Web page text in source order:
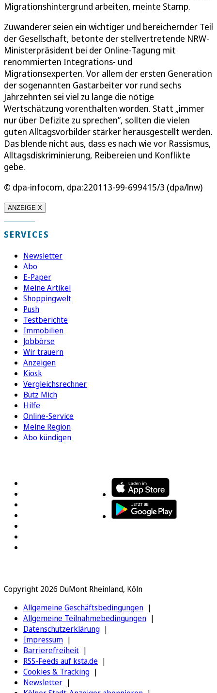
Migrationshintergrund arbeiten, meinte Stamp.
Zuwanderer seien ein wichtiger und bereichernder Teil
der Gesellschaft, betonte der stellvertretende NRW-
Ministerpräsident bei der Online-Tagung mit
renommierten Integrations- und
Migrationsexperten. Vor allem der ersten Generation
der sogenannten Gastarbeiter vor rund sechs
Jahrzehnten sei viel zu lange die nötige
Wertschätzung vorenthalten worden. Statt „immer
nur über Defizite zu sprechen”, sollten die vielen
guten Alltagsvorbilder stärker herausgestellt werden.
Das blende nicht aus, dass es nach wie vor Rassismus,
Alltagsdiskriminierung, Reibereien und Konflikte
gebe.
© dpa-infocom, dpa:220113-99-699415/3 (dpa/lnw)
ANZEIGE X
SERVICES
Newsletter
Abo
E-Paper
Meine Artikel
Shoppingwelt
Push
Testberichte
Immobilien
Jobbörse
Wir trauern
Anzeigen
Kiosk
Vergleichsrechner
Bütz Mich
Hilfe
Online-Service
Meine Region
Abo kündigen
Copyright 2026 DuMont Rheinland, Köln
Allgemeine Geschäftsbedingungen
Allgemeine Teilnahmebedingungen
Datenschutzerklärung
Impressum
Barrierefreiheit
RSS-Feeds auf ksta.de
Cookies & Tracking
Newsletter